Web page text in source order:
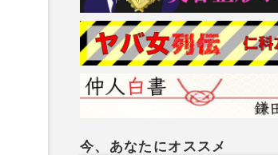
今、あなたにオススメ